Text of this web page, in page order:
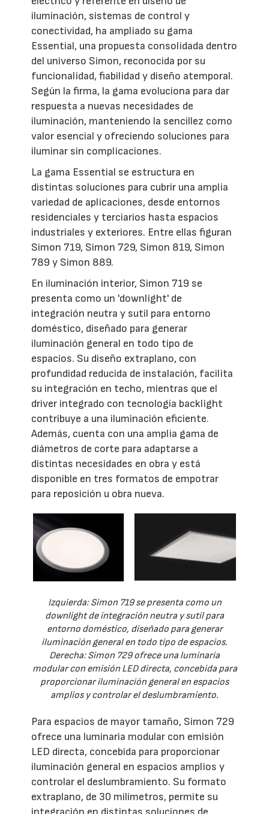
iluminación, sistemas de control y
conectividad, ha ampliado su gama
Essential, una propuesta consolidada dentro
del universo Simon, reconocida por su
funcionalidad, fiabilidad y diseño atemporal.
Según la firma, la gama evoluciona para dar
respuesta a nuevas necesidades de
iluminación, manteniendo la sencillez como
valor esencial y ofreciendo soluciones para
iluminar sin complicaciones.
La gama Essential se estructura en
distintas soluciones para cubrir una amplia
variedad de aplicaciones, desde entornos
residenciales y terciarios hasta espacios
industriales y exteriores. Entre ellas figuran
Simon 719, Simon 729, Simon 819, Simon
789 y Simon 889.
En iluminación interior, Simon 719 se
presenta como un 'downlight' de
integración neutra y sutil para entorno
doméstico, diseñado para generar
iluminación general en todo tipo de
espacios. Su diseño extraplano, con
profundidad reducida de instalación, facilita
su integración en techo, mientras que el
driver integrado con tecnología backlight
contribuye a una iluminación eficiente.
Además, cuenta con una amplia gama de
diámetros de corte para adaptarse a
distintas necesidades en obra y está
disponible en tres formatos de empotrar
para reposición u obra nueva.
Izquierda: Simon 719 se presenta como un
downlight de integración neutra y sutil para
entorno doméstico, diseñado para generar
iluminación general en todo tipo de espacios.
Derecha: Simon 729 ofrece una luminaria
modular con emisión LED directa, concebida para
proporcionar iluminación general en espacios
amplios y controlar el deslumbramiento.
Para espacios de mayor tamaño, Simon 729
ofrece una luminaria modular con emisión
LED directa, concebida para proporcionar
iluminación general en espacios amplios y
controlar el deslumbramiento. Su formato
extraplano, de 30 milímetros, permite su